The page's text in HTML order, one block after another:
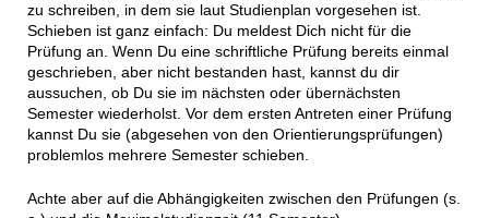
zu schreiben, in dem sie laut Studienplan vorgesehen ist.
Schieben ist ganz einfach: Du meldest Dich nicht für die
Prüfung an. Wenn Du eine schriftliche Prüfung bereits einmal
geschrieben, aber nicht bestanden hast, kannst du dir
aussuchen, ob Du sie im nächsten oder übernächsten
Semester wiederholst. Vor dem ersten Antreten einer Prüfung
kannst Du sie (abgesehen von den Orientierungsprüfungen)
problemlos mehrere Semester schieben.
Achte aber auf die Abhängigkeiten zwischen den Prüfungen (s.